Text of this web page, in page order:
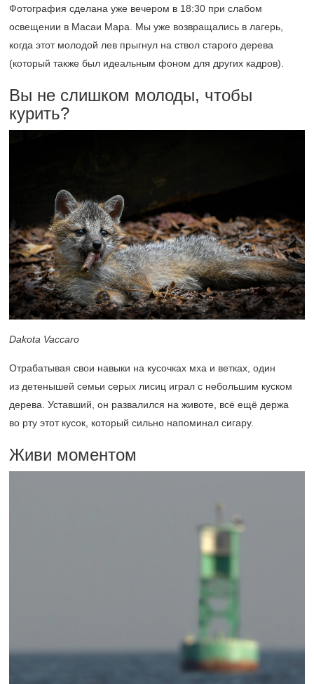
Фотография сделана уже вечером в 18:30 при слабом
освещении в Масаи Мара. Мы уже возвращались в лагерь,
когда этот молодой лев прыгнул на ствол старого дерева
(который также был идеальным фоном для других кадров).
Вы не слишком молоды, чтобы
курить?
Dakota Vaccaro
Отрабатывая свои навыки на кусочках мха и ветках, один
из детенышей семьи серых лисиц играл с небольшим куском
дерева. Уставший, он развалился на животе, всё ещё держа
во рту этот кусок, который сильно напоминал сигару.
Живи моментом